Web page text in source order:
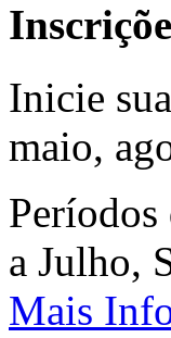
Inicie
maio,
a Julho,
Mais